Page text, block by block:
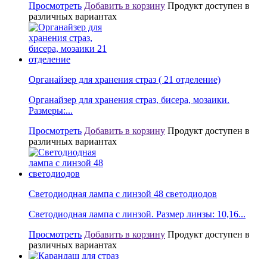
Просмотреть Добавить в корзину Продукт доступен в
различных вариантах
Органайзер для хранения страз ( 21 отделение)
Органайзер для хранения страз, бисера, мозаики.
Размеры:...
Просмотреть Добавить в корзину Продукт доступен в
различных вариантах
Светодиодная лампа с линзой 48 светодиодов
Светодиодная лампа с линзой. Размер линзы: 10,16...
Просмотреть Добавить в корзину Продукт доступен в
различных вариантах